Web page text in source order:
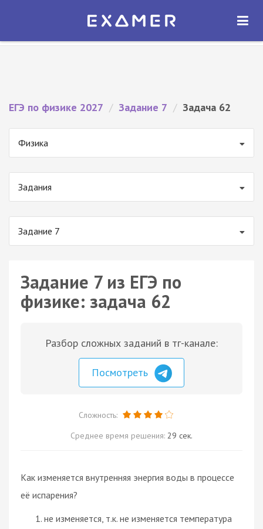
Экзамер — ЕГЭ 2027
ОТКРЫТЬ
ЕГЭ по физике 2027 / Задание 7 / Задача 62
Физика
Задания
Задание 7
Задание 7 из ЕГЭ по
физике: задача 62
Разбор сложных заданий в тг-канале:
Посмотреть
Сложность:
Среднее время решения: 29 сек.
Как изменяется внутренняя энергия воды в процессе
её испарения?
не изменяется, т.к. не изменяется температура